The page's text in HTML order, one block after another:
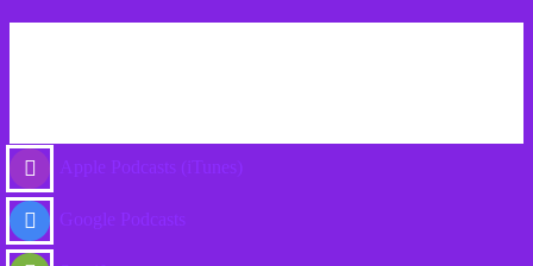
Apple Podcasts (iTunes)
Google Podcasts